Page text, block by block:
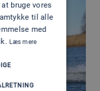
bruge vores
til alle
med
Læs mere